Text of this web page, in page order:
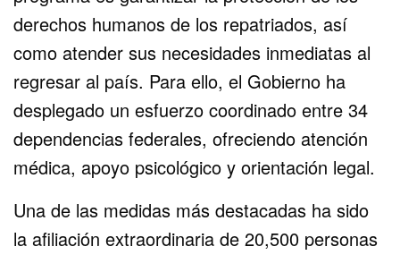
derechos humanos de los repatriados, así
como atender sus necesidades inmediatas al
regresar al país. Para ello, el Gobierno ha
desplegado un esfuerzo coordinado entre 34
dependencias federales, ofreciendo atención
médica, apoyo psicológico y orientación legal.
Una de las medidas más destacadas ha sido
la afiliación extraordinaria de 20,500 personas